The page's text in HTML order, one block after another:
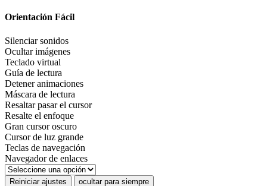
Orientación Fácil
Silenciar sonidos
Ocultar imágenes
Teclado virtual
Guía de lectura
Detener animaciones
Máscara de lectura
Resaltar pasar el cursor
Resalte el enfoque
Gran cursor oscuro
Cursor de luz grande
Teclas de navegación
Navegador de enlaces
Reiniciar ajustes ocultar para siempre